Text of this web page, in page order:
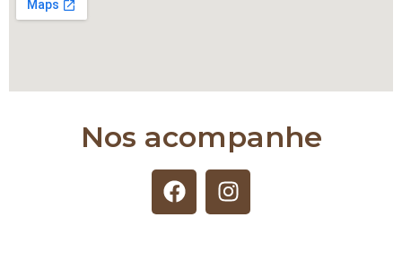
Nos acompanhe